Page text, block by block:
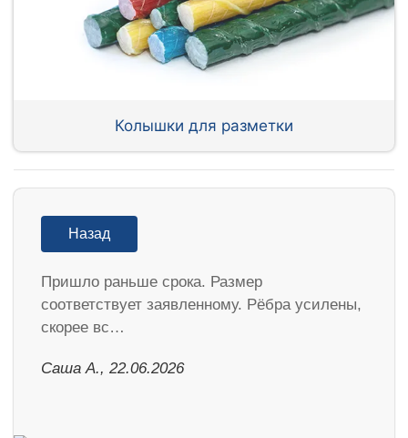
Колышки для разметки
Назад
Пришло раньше срока. Размер
соответствует заявленному. Рёбра усилены,
скорее вс…
Саша А., 22.06.2026